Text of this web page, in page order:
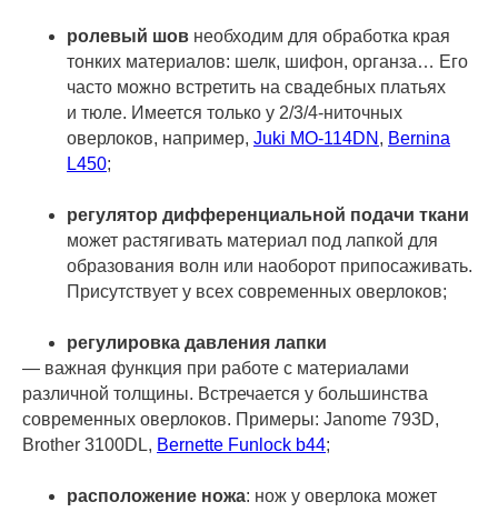
ролевый шов необходим для обработка края
тонких материалов: шелк, шифон, органза… Его
часто можно встретить на свадебных платьях
и тюле. Имеется только у 2/3/4-ниточных
оверлоков, например, Juki MO-114DN , Bernina
L450;
регулятор дифференциальной подачи ткани
может растягивать материал под лапкой для
образования волн или наоборот припосаживать.
Присутствует у всех современных оверлоков;
регулировка давления лапки
— важная функция при работе с материалами
различной толщины. Встречается у большинства
современных оверлоков. Примеры: Janome 793D,
Brother 3100DL, Bernette Funlock b44;
расположение ножа: нож у оверлока может